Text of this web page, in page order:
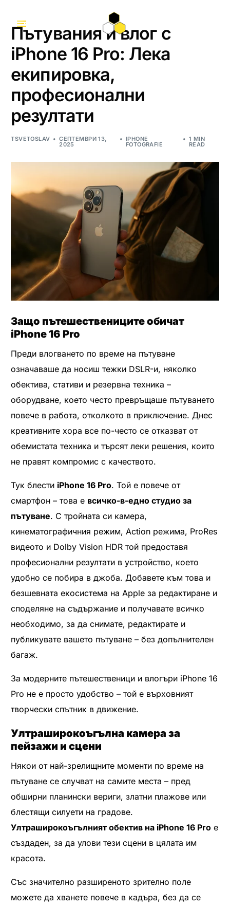
Пътувания и влог с
iPhone 16 Pro: Лека
екипировка,
професионални
резултати
TSVETOSLAV СЕПТЕМВРИ 13,
2025
IPHONE
FOTOGRAFIE
1 MIN
READ
Защо пътешествениците обичат
iPhone 16 Pro
Преди влогването по време на пътуване
означаваше да носиш тежки DSLR-и, няколко
обектива, стативи и резервна техника –
оборудване, което често превръщаше пътуването
повече в работа, отколкото в приключение. Днес
креативните хора все по-често се отказват от
обемистата техника и търсят леки решения, които
не правят компромис с качеството.
Тук блести iPhone 16 Pro. Той е повече от
смартфон – това е всичко-в-едно студио за
пътуване. С тройната си камера,
кинематографичния режим, Action режима, ProRes
видеото и Dolby Vision HDR той предоставя
професионални резултати в устройство, което
удобно се побира в джоба. Добавете към това и
безшевната екосистема на Apple за редактиране и
споделяне на съдържание и получавате всичко
необходимо, за да снимате, редактирате и
публикувате вашето пътуване – без допълнителен
багаж.
За модерните пътешественици и влогъри iPhone 16
Pro не е просто удобство – той е върховният
творчески спътник в движение.
Ултраширокоъгълна камера за
пейзажи и сцени
Някои от най-зрелищните моменти по време на
пътуване се случват на самите места – пред
обширни планински вериги, златни плажове или
блестящи силуети на градове.
Ултраширокоъгълният обектив на iPhone 16 Pro е
създаден, за да улови тези сцени в цялата им
красота.
Със значително разширеното зрително поле
можете да хванете повече в кадъра, без да се